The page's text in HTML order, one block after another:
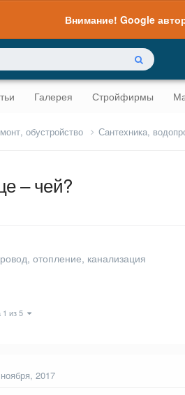
Внимание! Google
Галерея Стройфирмы
обустройство Сантехника,
– чей?
отопление, канализация
1 из 5
2017